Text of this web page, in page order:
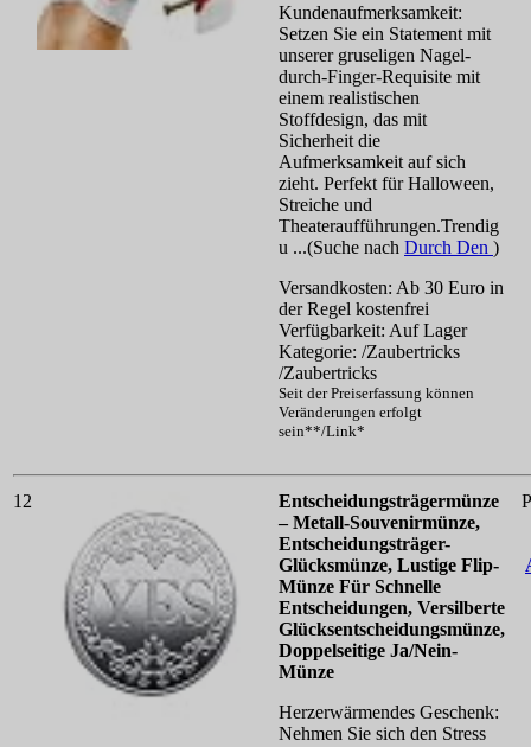
Kundenaufmerksamkeit:
Setzen Sie ein Statement mit
unserer gruseligen Nagel-
durch-Finger-Requisite mit
einem realistischen
Stoffdesign, das mit
Sicherheit die
Aufmerksamkeit auf sich
zieht. Perfekt für Halloween,
Streiche und
Theateraufführungen.Trendig
u ...(Suche nach Durch Den )
Versandkosten: Ab 30 Euro in
der Regel kostenfrei
Verfügbarkeit: Auf Lager
Kategorie: /Zaubertricks
/Zaubertricks
Seit der Preiserfassung können
Veränderungen erfolgt
sein**/Link*
12
Entscheidungsträgermünze
– Metall-Souvenirmünze,
Entscheidungsträger-
Glücksmünze, Lustige Flip-
Münze Für Schnelle
Entscheidungen, Versilberte
Glücksentscheidungsmünze,
Doppelseitige Ja/Nein-
Münze
Herzerwärmendes Geschenk:
Nehmen Sie sich den Stress